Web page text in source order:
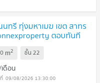
นทรี ทุ่งมหาเมฆ เขต สาทร
ตอบทันที
m2 ชั้น22
ดือน
09/08/2026 13:30:00